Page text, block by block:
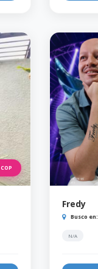
COP
Fredy
Busco en:
N/A